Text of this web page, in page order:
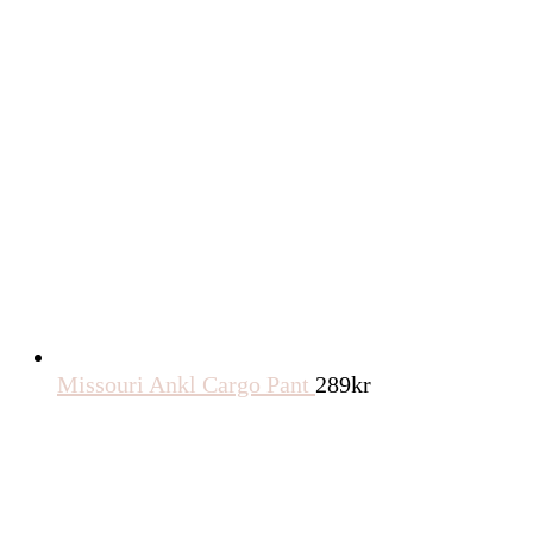
Missouri Ankl Cargo Pant 289kr